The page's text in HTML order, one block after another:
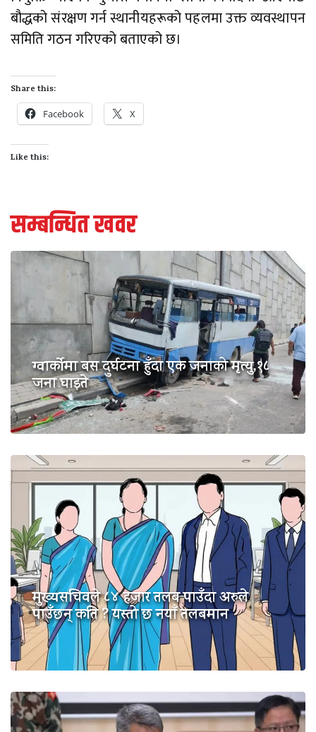
बौद्धको संरक्षण गर्न स्थानीयहरूको पहलमा उक्त व्यवस्थापन
समिति गठन गरिएको बताएको छ।
Share this:
Facebook X
Like this:
सम्बन्धित खवर
ग्वार्कोमा बस दुर्घटना हुँदा एक जनाको मृत्यु,१८
जना घाइते
मुख्यसचिवले ८४ हजार तलब पाउँदा अरुले
पाउँछन् कति ? यस्तो छ नयाँ तलबमान